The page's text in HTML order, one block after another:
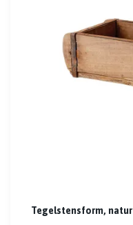
Tegelstensform, natur